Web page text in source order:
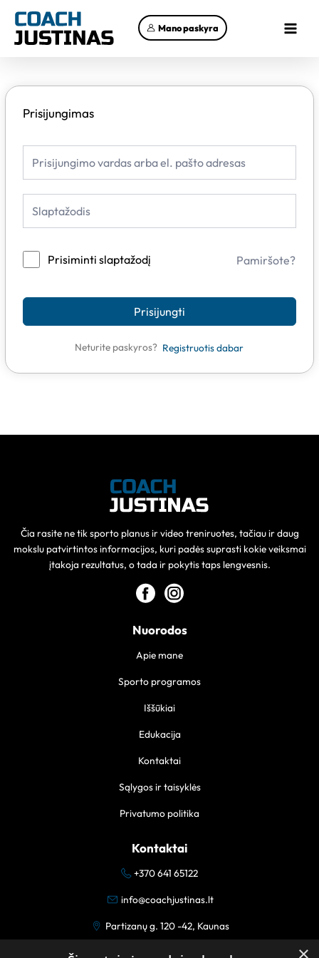
prie
turinio
Mano paskyra
Menu
Prisijungimas
Prisiminti slaptažodį Pamiršote?
Prisijungti
Neturite paskyros? Registruotis dabar
Čia rasite ne tik sporto planus ir video treniruotes, tačiau ir daug
mokslu patvirtintos informacijos, kuri padės suprasti kokie veiksmai
įtakoja rezultatus, o tada ir pokytis taps lengvesnis.
Nuorodos
Apie mane
Sporto programos
Iššūkiai
Edukacija
Kontaktai
Sąlygos ir taisyklės
Privatumo politika
Kontaktai
+370 641 65122
info@coachjustinas.lt
Partizanų g. 120 -42, Kaunas